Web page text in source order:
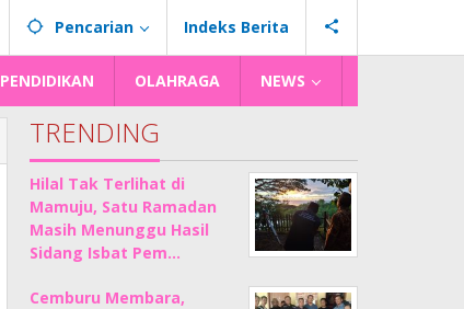
Pencarian Indeks Berita
PENDIDIKAN OLAHRAGA NEWS
TRENDING
Hilal Tak Terlihat di
Mamuju, Satu Ramadan
Masih Menunggu Hasil
Sidang Isbat Pem…
Cemburu Membara,